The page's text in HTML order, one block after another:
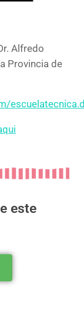
Alfredo
Provincia de
este